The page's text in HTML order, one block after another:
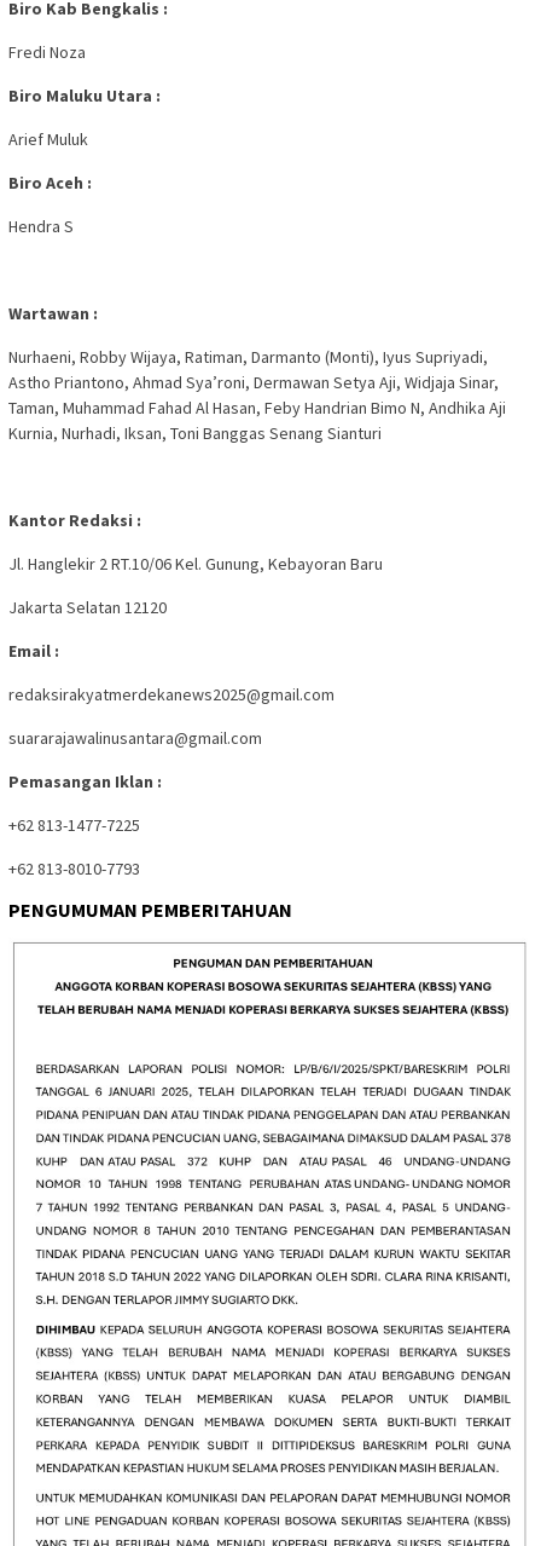
Biro Kab Bengkalis :
Fredi Noza
Biro Maluku Utara :
Arief Muluk
Biro Aceh :
Hendra S
Wartawan :
Nurhaeni, Robby Wijaya, Ratiman, Darmanto (Monti), Iyus Supriyadi,
Astho Priantono, Ahmad Sya’roni, Dermawan Setya Aji, Widjaja Sinar,
Taman, Muhammad Fahad Al Hasan, Feby Handrian Bimo N, Andhika Aji
Kurnia, Nurhadi, Iksan, Toni Banggas Senang Sianturi
Kantor Redaksi :
Jl. Hanglekir 2 RT.10/06 Kel. Gunung, Kebayoran Baru
Jakarta Selatan 12120
Email :
redaksirakyatmerdekanews2025@gmail.com
suararajawalinusantara@gmail.com
Pemasangan Iklan :
+62 813-1477-7225
+62 813-8010-7793
PENGUMUMAN PEMBERITAHUAN